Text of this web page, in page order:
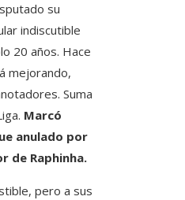
su
indiscutible
20 años. Hace
mejorando,
Suma
Marcó
anulado por
de Raphinha.
pero a sus